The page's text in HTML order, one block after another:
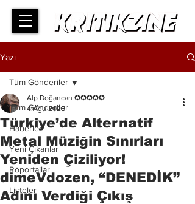
Yazı
Tüm Gönderiler
Haberler
Yeni Çıkanlar
Röportajlar
Listeler
Tüm Gönderiler
Türkiye’de Alternatif
Metal Müziğin Sınırları
Yeniden Çiziliyor!
dimeVdozen, “DENEDİK”
Adını Verdiği Çıkış
Alp Doğancan ✪✪✪✪✪
4 Ağu 2025